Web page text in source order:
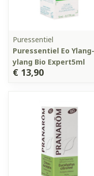
Puressentiel
Puressentiel Eo Ylang-
ylang Bio Expert5ml
€ 13,90